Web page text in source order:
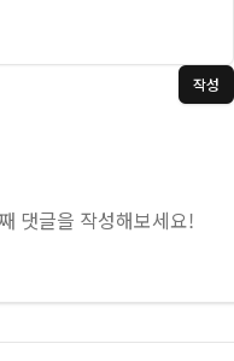
작성
댓글을 작성해보세요!